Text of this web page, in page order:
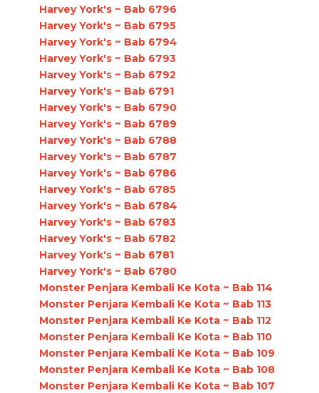
Harvey York's ~ Bab 6796
Harvey York's ~ Bab 6795
Harvey York's ~ Bab 6794
Harvey York's ~ Bab 6793
Harvey York's ~ Bab 6792
Harvey York's ~ Bab 6791
Harvey York's ~ Bab 6790
Harvey York's ~ Bab 6789
Harvey York's ~ Bab 6788
Harvey York's ~ Bab 6787
Harvey York's ~ Bab 6786
Harvey York's ~ Bab 6785
Harvey York's ~ Bab 6784
Harvey York's ~ Bab 6783
Harvey York's ~ Bab 6782
Harvey York's ~ Bab 6781
Harvey York's ~ Bab 6780
Monster Penjara Kembali Ke Kota ~ Bab 114
Monster Penjara Kembali Ke Kota ~ Bab 113
Monster Penjara Kembali Ke Kota ~ Bab 112
Monster Penjara Kembali Ke Kota ~ Bab 110
Monster Penjara Kembali Ke Kota ~ Bab 109
Monster Penjara Kembali Ke Kota ~ Bab 108
Monster Penjara Kembali Ke Kota ~ Bab 107